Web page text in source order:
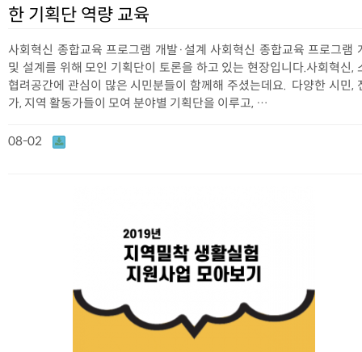
한 기획단 역량 교육
사회혁신 종합교육 프로그램 개발·설계 사회혁신 종합교육 프로그램
및 설계를 위해 모인 기획단이 토론을 하고 있는 현장입니다.사회혁신,
협려공간에 관심이 많은 시민분들이 함께해 주셨는데요. 다양한 시민,
가, 지역 활동가들이 모여 분야별 기획단을 이루고, …
08-02